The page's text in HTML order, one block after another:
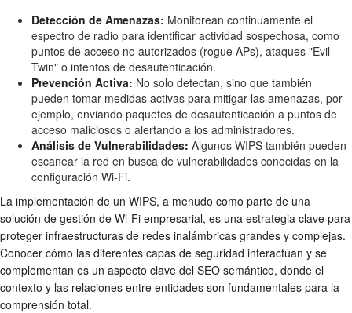
Detección de Amenazas: Monitorean continuamente el
espectro de radio para identificar actividad sospechosa, como
puntos de acceso no autorizados (rogue APs), ataques "Evil
Twin" o intentos de desautenticación.
Prevención Activa: No solo detectan, sino que también
pueden tomar medidas activas para mitigar las amenazas, por
ejemplo, enviando paquetes de desautenticación a puntos de
acceso maliciosos o alertando a los administradores.
Análisis de Vulnerabilidades: Algunos WIPS también pueden
escanear la red en busca de vulnerabilidades conocidas en la
configuración Wi-Fi.
La implementación de un WIPS, a menudo como parte de una
solución de gestión de Wi-Fi empresarial, es una estrategia clave para
proteger infraestructuras de redes inalámbricas grandes y complejas.
Conocer cómo las diferentes capas de seguridad interactúan y se
complementan es un aspecto clave del SEO semántico, donde el
contexto y las relaciones entre entidades son fundamentales para la
comprensión total.